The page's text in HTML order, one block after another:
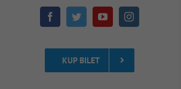
KUP BILET